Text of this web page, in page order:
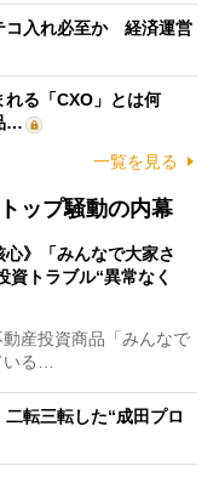
コ入れ必至か 経済運営
る「CXO」とは何
…
一覧を見る
ップ騒動の内幕
心》「みんなで大家さ
資トラブル“異常なく
産投資商品「みんなで
いる…
二転三転した“成田プロ